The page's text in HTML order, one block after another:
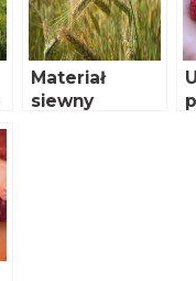
Materiał
siewny